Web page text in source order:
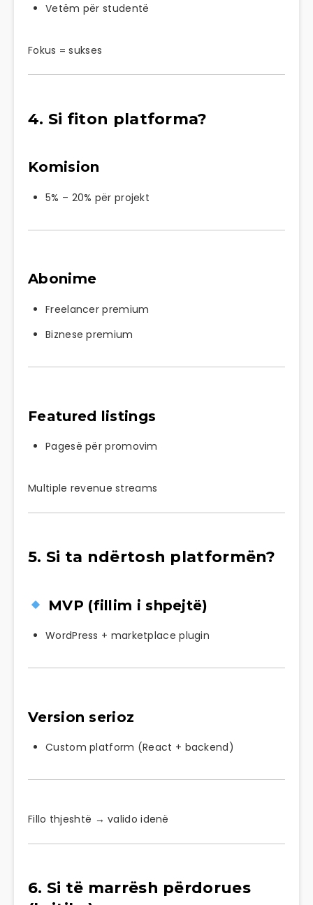
Vetëm për studentë
Fokus = sukses
4. Si fiton platforma?
Komision
5% – 20% për projekt
Abonime
Freelancer premium
Biznese premium
Featured listings
Pagesë për promovim
Multiple revenue streams
5. Si ta ndërtosh platformën?
MVP (fillim i shpejtë)
WordPress + marketplace plugin
Version serioz
Custom platform (React + backend)
Fillo thjeshtë → valido idenë
6. Si të marrësh përdorues